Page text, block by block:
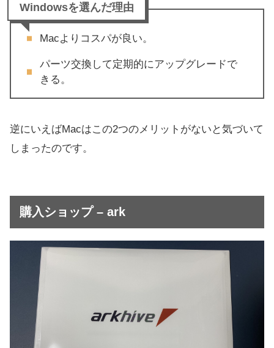
Windowsを選んだ理由
Macよりコスパが良い。
パーツ交換して定期的にアップグレードで
きる。
逆にいえばMacはこの2つのメリットがない と気づいて
しまったのです。
購入ショップ – ark